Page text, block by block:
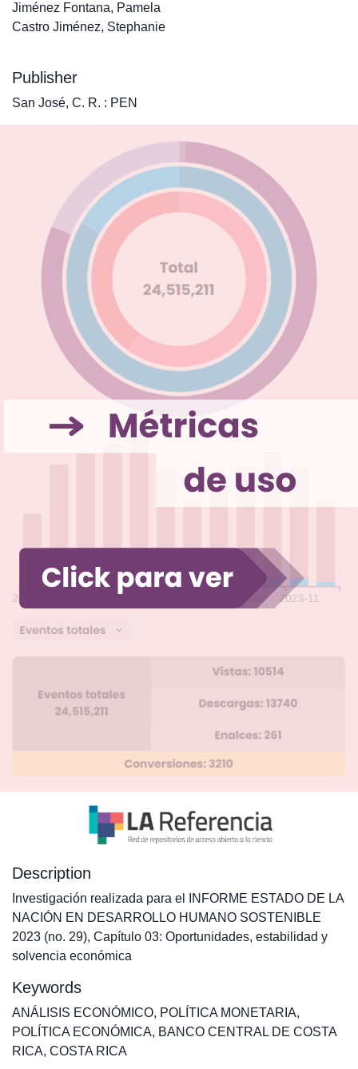
Jiménez Fontana, Pamela
Castro Jiménez, Stephanie
Publisher
San José, C. R. : PEN
Description
Investigación realizada para el INFORME ESTADO DE LA
NACIÓN EN DESARROLLO HUMANO SOSTENIBLE
2023 (no. 29), Capítulo 03: Oportunidades, estabilidad y
solvencia económica
Keywords
ANÁLISIS ECONÓMICO, POLÍTICA MONETARIA,
POLÍTICA ECONÓMICA, BANCO CENTRAL DE COSTA
RICA, COSTA RICA